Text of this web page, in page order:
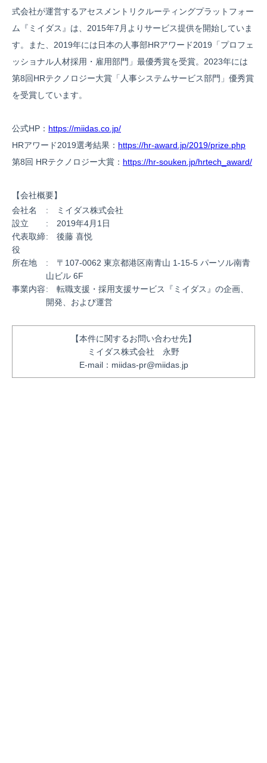
式会社が運営するアセスメントリクルーティングプラットフォー
ム『ミイダス』は、2015年7月よりサービス提供を開始していま
す。また、2019年には日本の人事部HRアワード2019「プロフェ
ッショナル人材採用・雇用部門」最優秀賞を受賞。2023年には
第8回HRテクノロジー大賞「人事システムサービス部門」優秀賞
を受賞しています。
公式HP： https://miidas.co.jp/
HRアワード2019選考結果： https://hr-award.jp/2019/prize.php
第8回 HRテクノロジー大賞： https://hr-souken.jp/hrtech_award/
【会社概要】
会社名
: ミイダス株式会社
設立
: 2019年4月1日
代表取締
役
: 後藤 喜悦
所在地
: 〒107-0062 東京都港区南⻘山 1-15-5 パーソル南⻘
山ビル 6F
事業内容: 転職支援・採用支援サービス『ミイダス』の企画、
開発、および運営
【本件に関するお問い合わせ先】
ミイダス株式会社 永野
E-mail：miidas-pr@miidas.jp